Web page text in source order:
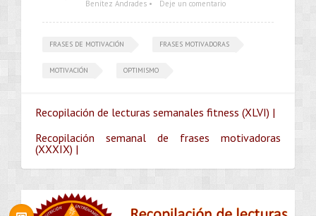
Benítez Andrades • Deje un comentario
FRASES DE MOTIVACIÓN FRASES MOTIVADORAS
MOTIVACIÓN OPTIMISMO
Recopilación de lecturas semanales fitness (XLVI) |
Recopilación semanal de frases motivadoras
(XXXIX) |